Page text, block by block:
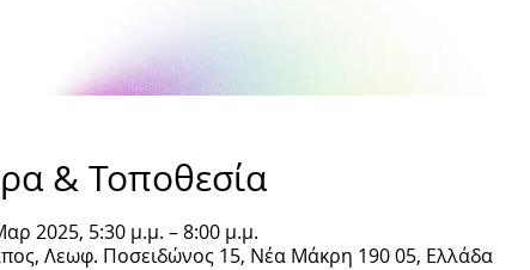
& Τοποθεσία
2025, 5:30 μ.μ. – 8:00 μ.μ.
Λεωφ. Ποσειδώνος 15, Νέα Μάκρη 190 05, Ελλάδα